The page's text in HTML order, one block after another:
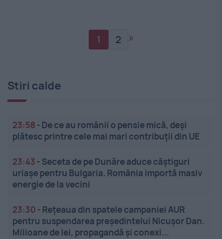
1 2 »
Stiri calde
23:58 - De ce au românii o pensie mică, deși
plătesc printre cele mai mari contribuții din UE
23:43 - Seceta de pe Dunăre aduce câștiguri
uriașe pentru Bulgaria. România importă masiv
energie de la vecini
23:30 - Rețeaua din spatele campaniei AUR
pentru suspendarea președintelui Nicușor Dan.
Milioane de lei, propagandă și conexi...